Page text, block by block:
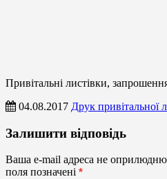
Привітальні листівки,
04.08.2017 Друк привітальної
Привітальні
запрошення
Залишити відповідь
Ваша e-mail адреса не
поля позначені *